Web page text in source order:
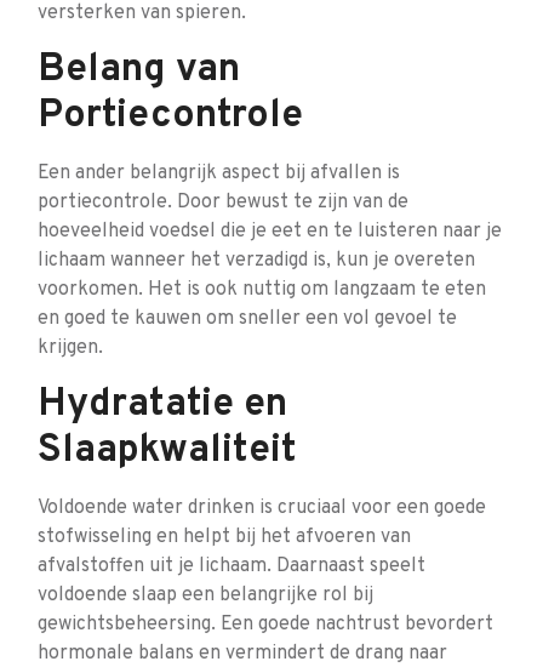
versterken van spieren.
Belang van
Portiecontrole
Een ander belangrijk aspect bij afvallen is
portiecontrole. Door bewust te zijn van de
hoeveelheid voedsel die je eet en te luisteren naar je
lichaam wanneer het verzadigd is, kun je overeten
voorkomen. Het is ook nuttig om langzaam te eten
en goed te kauwen om sneller een vol gevoel te
krijgen.
Hydratatie en
Slaapkwaliteit
Voldoende water drinken is cruciaal voor een goede
stofwisseling en helpt bij het afvoeren van
afvalstoffen uit je lichaam. Daarnaast speelt
voldoende slaap een belangrijke rol bij
gewichtsbeheersing. Een goede nachtrust bevordert
hormonale balans en vermindert de drang naar